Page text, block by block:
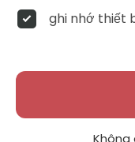
ghi nhớ thiết